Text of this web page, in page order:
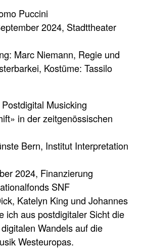
Puccini
2024, Stadttheater
Marc Niemann, Regie und
Kostüme: Tassilo
Musicking
in der zeitgenössischen
Bern, Institut Interpretation
2024, Finanzierung
SNF
Katelyn King und Johannes
ich aus postdigitaler Sicht die
Wandels auf die
Westeuropas.